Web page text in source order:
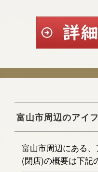
富山市周辺のアイ
富山市周辺にある
(閉店)の概要は下記